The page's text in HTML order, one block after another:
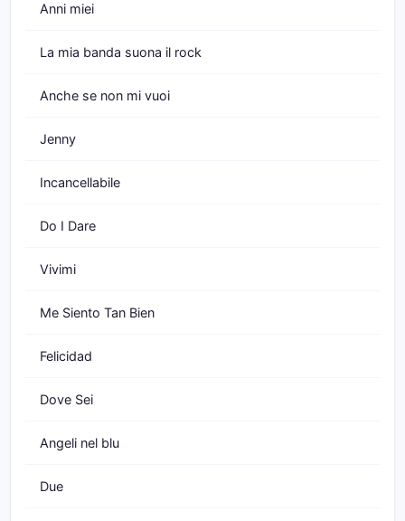
Anni miei
La mia banda suona il rock
Anche se non mi vuoi
Jenny
Incancellabile
Do I Dare
Vivimi
Me Siento Tan Bien
Felicidad
Dove Sei
Angeli nel blu
Due